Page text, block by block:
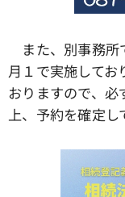
また、別事務所
月１で実施してお
おりますので、
上、予約を確定し